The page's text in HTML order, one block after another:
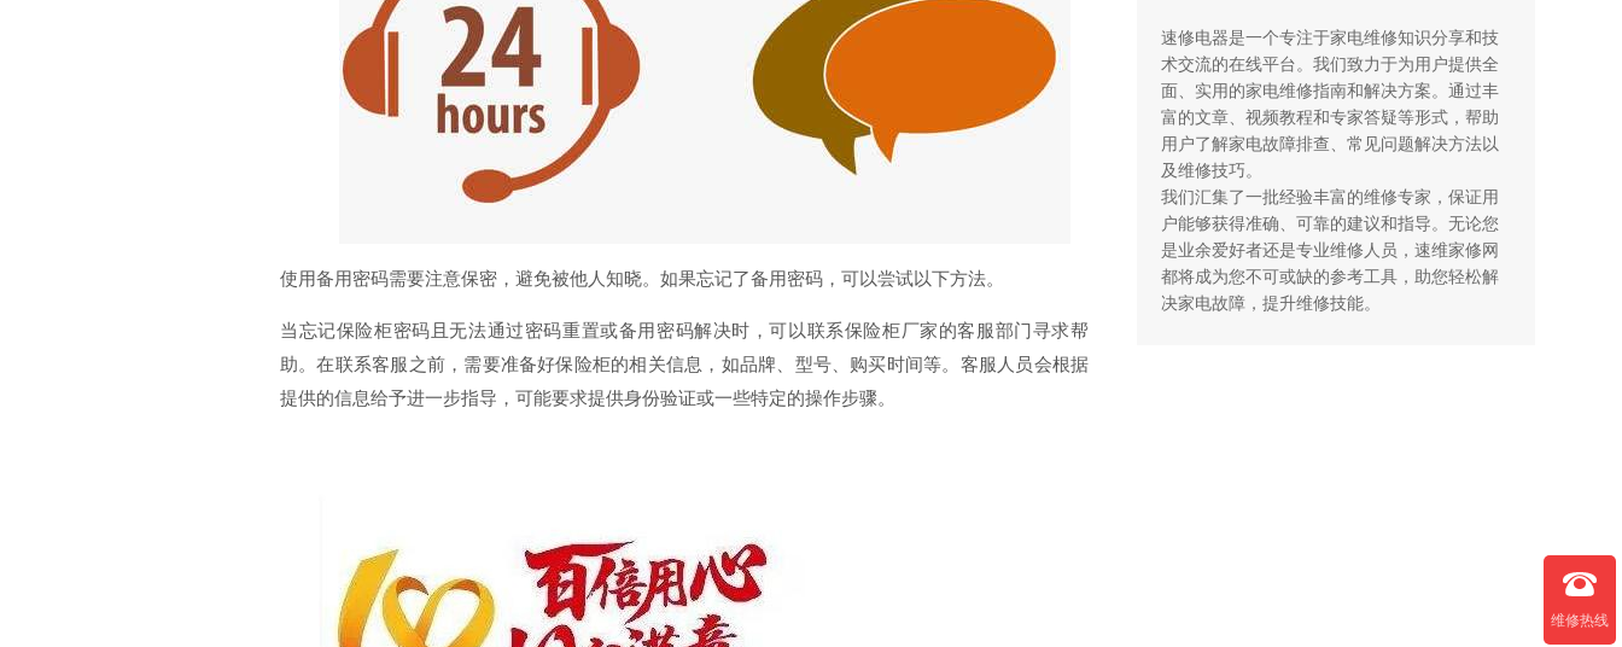
使用备用密码需要注意保密，避免被他人知晓。如果忘记了备用密码，可以尝试以下方法。
当忘记保险柜密码且无法通过密码重置或备用密码解决时，可以联系保险柜厂家的客服部门寻求帮
助。在联系客服之前，需要准备好保险柜的相关信息，如品牌、型号、购买时间等。客服人员会根据
提供的信息给予进一步指导，可能要求提供身份验证或一些特定的操作步骤。
速修电器是一个专注于家电维修知识分享和技
术交流的在线平台。我们致力于为用户提供全
面、实用的家电维修指南和解决方案。通过丰
富的文章、视频教程和专家答疑等形式，帮助
用户了解家电故障排查、常见问题解决方法以
及维修技巧。
我们汇集了一批经验丰富的维修专家，保证用
户能够获得准确、可靠的建议和指导。无论您
是业余爱好者还是专业维修人员，速维家修网
都将成为您不可或缺的参考工具，助您轻松解
决家电故障，提升维修技能。
维修热线